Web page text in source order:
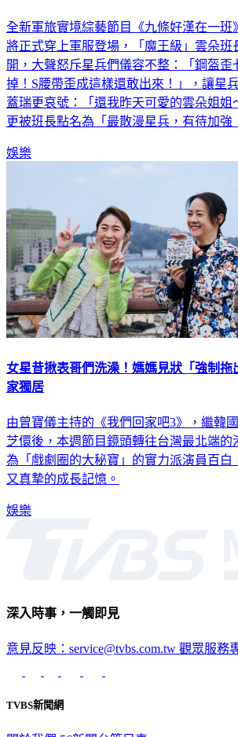
全新軍旅實境綜藝節目《九條好漢在一班
將正式穿上軍服登場，「魔王級」雲朵班
開，大聲怒斥星兵們儀容不整：「鋼盔歪
掉！S腰帶歪成這樣還敢出來！」，讓星
蓋瑞更哀號：「還我昨天可愛的雲朵姐姐
更被班長點名為「最散漫星兵，有待加強
娛樂
女星昔揪表哥們洗澡！媽媽見狀「強制
家獨居
由曾寶儀主持的《我們回家吧3》，繼韓
芝儇後，本週節目鏡頭轉往台灣最北端的
為「戲劇圈的大秘寶」的實力派演員百白
又真摯的成長記憶。
娛樂
深入時事，一觸即見
意見反映：service@tvbs.com.tw 觀眾服務
TVBS新聞網